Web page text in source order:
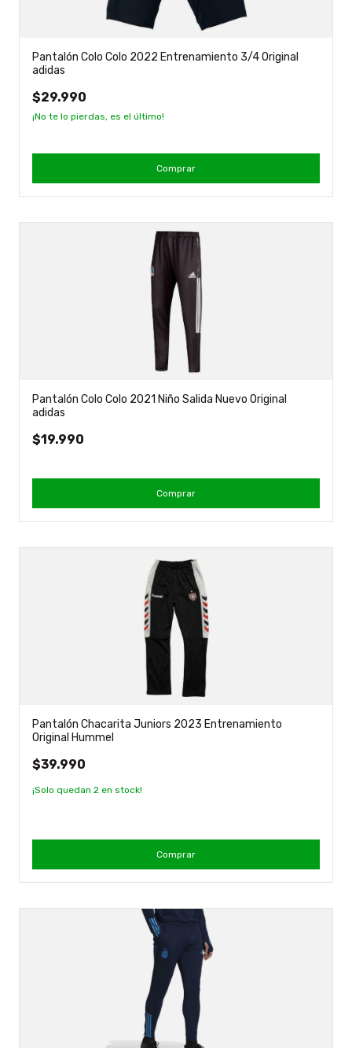
Pantalón Colo Colo 2022 Entrenamiento 3/4 Original
adidas
$29.990
¡No te lo pierdas, es el último!
Comprar
Pantalón Colo Colo 2021 Niño Salida Nuevo Original
adidas
$19.990
Comprar
Pantalón Chacarita Juniors 2023 Entrenamiento
Original Hummel
$39.990
¡Solo quedan 2 en stock!
Comprar